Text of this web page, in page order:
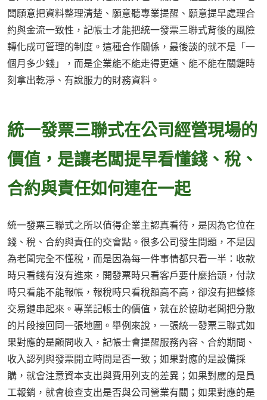
闆願意把資料整理清楚、願意聽專業提醒、願意提早處理合
約與金流一致性，記帳士才能把統一發票三聯式背後的風險
轉化成可管理的制度。這種合作關係，最後談的就不是「一
個月多少錢」，而是企業能不能走得更遠、能不能在關鍵時
刻拿出乾淨、有說服力的財務資料。
統一發票三聯式在公司經營現場的
價值，是讓老闆提早看懂錢、稅、
合約與責任如何連在一起
統一發票三聯式之所以值得企業主認真看待，是因為它位在
錢、稅、合約與責任的交會點。很多公司發生問題，不是因
為老闆完全不懂稅，而是因為每一件事情都只看一半：收款
時只看錢有沒有進來，開發票時只看客戶要什麼抬頭，付款
時只看能不能報帳，報稅時只看稅額高不高，卻沒有把整條
交易鏈串起來。專業記帳士的價值，就在於協助老闆把分散
的片段接回同一張地圖。舉例來說，一張統一發票三聯式如
果對應的是顧問收入，記帳士會提醒服務內容、合約期間、
收入認列與發票開立時間是否一致；如果對應的是設備採
購，就會注意資本支出與費用列支的差異；如果對應的是員
工報銷，就會檢查支出是否與公司營業有關；如果對應的是